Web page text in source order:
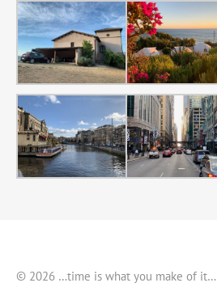
© 2026 …time is what you make of it…